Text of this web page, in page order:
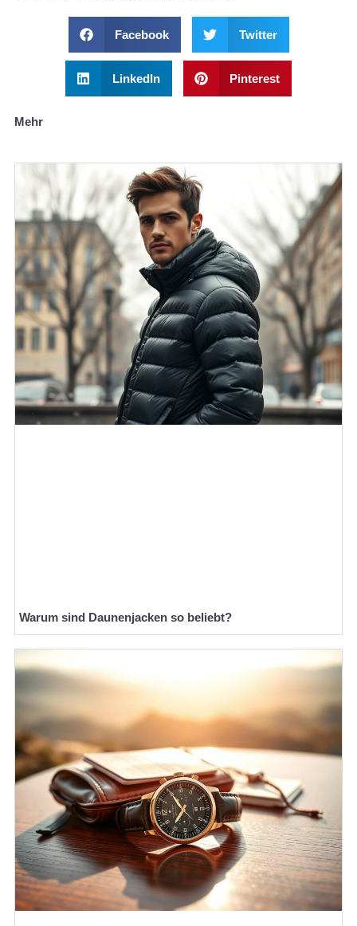
Facebook Twitter
LinkedIn Pinterest
Mehr
Warum sind Daunenjacken so beliebt?